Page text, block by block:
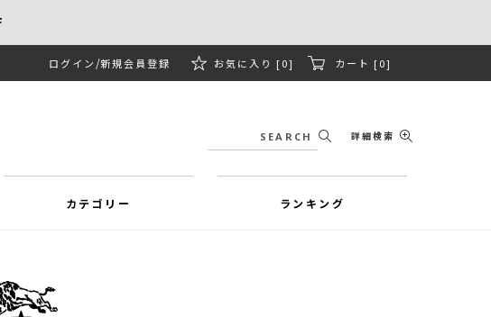
ログイン 新規会員登録 お気に入り [0] カート [0]
詳細検索
カテゴリー ランキング